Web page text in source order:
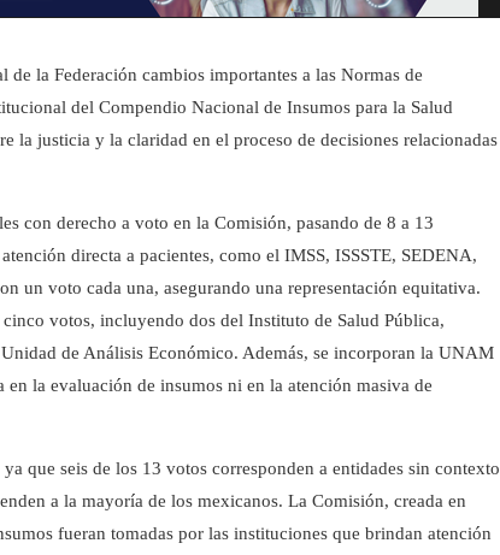
la Federación cambios importantes a las Normas de
del Compendio Nacional de Insumos para la Salud
la justicia y la claridad en el proceso de decisiones relacionadas
con derecho a voto en la Comisión, pasando de 8 a 13
directa a pacientes, como el IMSS, ISSSTE, SEDENA,
un voto cada una, asegurando una representación equitativa.
votos, incluyendo dos del Instituto de Salud Pública,
de Análisis Económico. Además, se incorporan la UNAM
la evaluación de insumos ni en la atención masiva de
que seis de los 13 votos corresponden a entidades sin contexto
a la mayoría de los mexicanos. La Comisión, creada en
fueran tomadas por las instituciones que brindan atención